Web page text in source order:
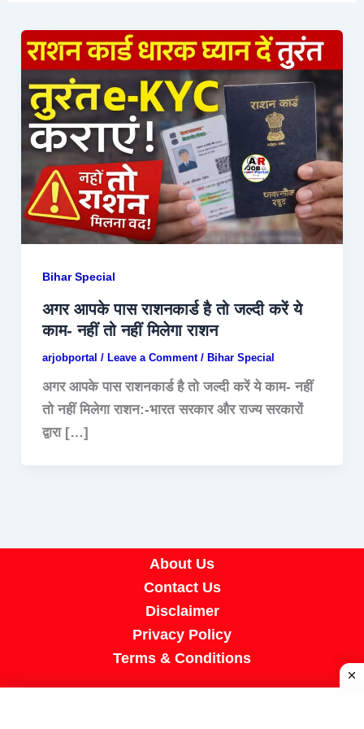
Bihar Special
अगर आपके पास राशनकार्ड है तो जल्दी करें ये
काम- नहीं तो नहीं मिलेगा राशन
arjobportal / Leave a Comment / Bihar Special
अगर आपके पास राशनकार्ड है तो जल्दी करें ये काम- नहीं
तो नहीं मिलेगा राशन:-भारत सरकार और राज्य सरकारों
द्वारा […]
About Us
Contact Us
Disclaimer
Privacy Policy
Terms & Conditions